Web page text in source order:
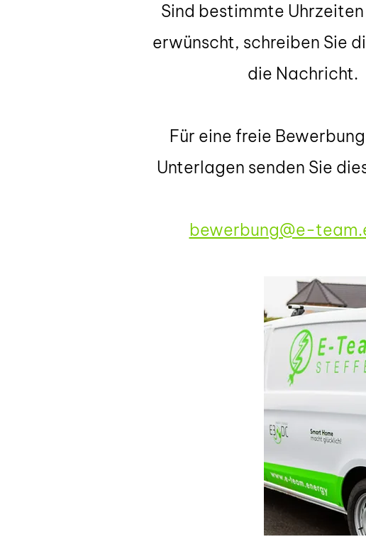
Sind bestimmte
erwünscht, schreiben Sie
die Nachricht.
Für eine freie
Unterlagen senden Sie
bewerbung@e-